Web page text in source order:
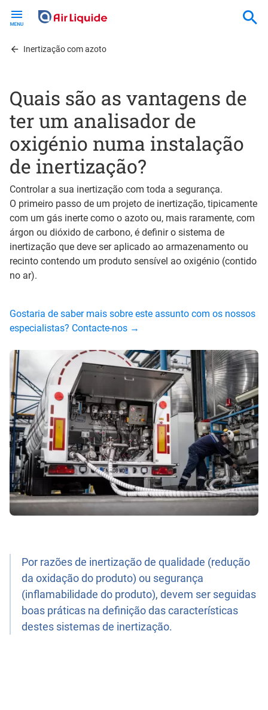
contentInertização com azoto
Quais são as vantagens de
ter um analisador de
oxigénio numa instalação
de inertização?
Controlar a sua inertização com toda a segurança.
O primeiro passo de um projeto de inertização, tipicamente
com um gás inerte como o azoto ou, mais raramente, com
árgon ou dióxido de carbono, é definir o sistema de
inertização que deve ser aplicado ao armazenamento ou
recinto contendo um produto sensível ao oxigénio (contido
no ar).
Gostaria de saber mais sobre este assunto com os nossos
especialistas? Contacte-nos →
Por razões de inertização de qualidade (redução
da oxidação do produto) ou segurança
(inflamabilidade do produto), devem ser seguidas
boas práticas na definição das características
destes sistemas de inertização.